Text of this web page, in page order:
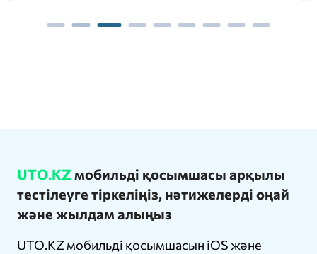
UTO.KZ мобильді қосымшасы арқылы
тестілеуге тіркеліңіз, нәтижелерді оңай
және жылдам алыңыз
UTO.KZ мобильді қосымшасын iOS және